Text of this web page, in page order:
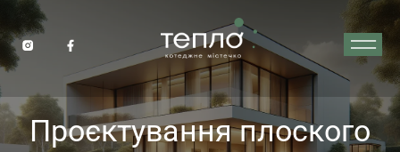
Проєктування плоского